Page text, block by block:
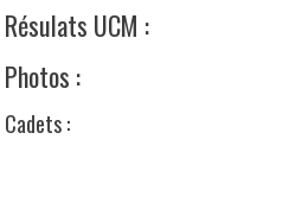
Résulats UCM :
Photos :
Cadets :